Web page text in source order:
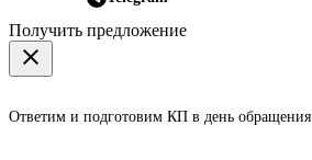
Получить предложение
Ответим и подготовим КП в день обращения